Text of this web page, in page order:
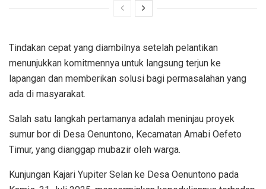
Tindakan cepat yang diambilnya setelah pelantikan
menunjukkan komitmennya untuk langsung terjun ke
lapangan dan memberikan solusi bagi permasalahan yang
ada di masyarakat.
Salah satu langkah pertamanya adalah meninjau proyek
sumur bor di Desa Oenuntono, Kecamatan Amabi Oefeto
Timur, yang dianggap mubazir oleh warga.
Kunjungan Kajari Yupiter Selan ke Desa Oenuntono pada